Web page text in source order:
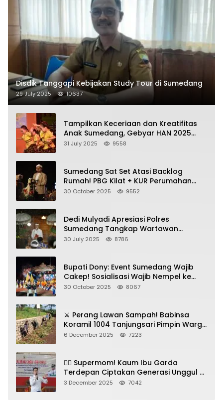
Disdik Tanggapi Kebijakan Study Tour di Sumedang
29 July 2025 10637
Tampilkan Keceriaan dan Kreatifitas
Anak Sumedang, Gebyar HAN 2025
Dihadiri Bupati dan Wabup
31 July 2025 9558
Sumedang Sat Set Atasi Backlog
Rumah! PBG Kilat + KUR Perumahan
Jadi Kunci!
30 October 2025 9552
Dedi Mulyadi Apresiasi Polres
Sumedang Tangkap Wartawan
Gadungan Pemeras Kades
30 July 2025 8786
Bupati Dony: Event Sumedang Wajib
Cakep! Sosialisasi Wajib Nempel ke
Seni Budaya!
30 October 2025 8067
⚔️ Perang Lawan Sampah! Babinsa
Koramil 1004 Tanjungsari Pimpin Warga
Bersihkan Gorong-Gorong & Plastik
6 December 2025 7223
🦸‍♀️ Supermom! Kaum Ibu Garda
Terdepan Ciptakan Generasi Unggul di
Sumedang
3 December 2025 7042